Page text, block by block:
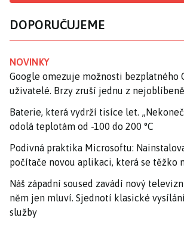
DOPORUČUJEME
NOVINKY
Google omezuje možnosti bezplatného
uživatelé. Brzy zruší jednu z
Baterie, která vydrží tisíce let.
odolá teplotám od -100 do 200 °C
Podivná praktika Microsoftu:
počítače novou aplikaci, která se těžko
Náš západní soused zavádí nový
něm jen mluví. Sjednotí klasické
služby